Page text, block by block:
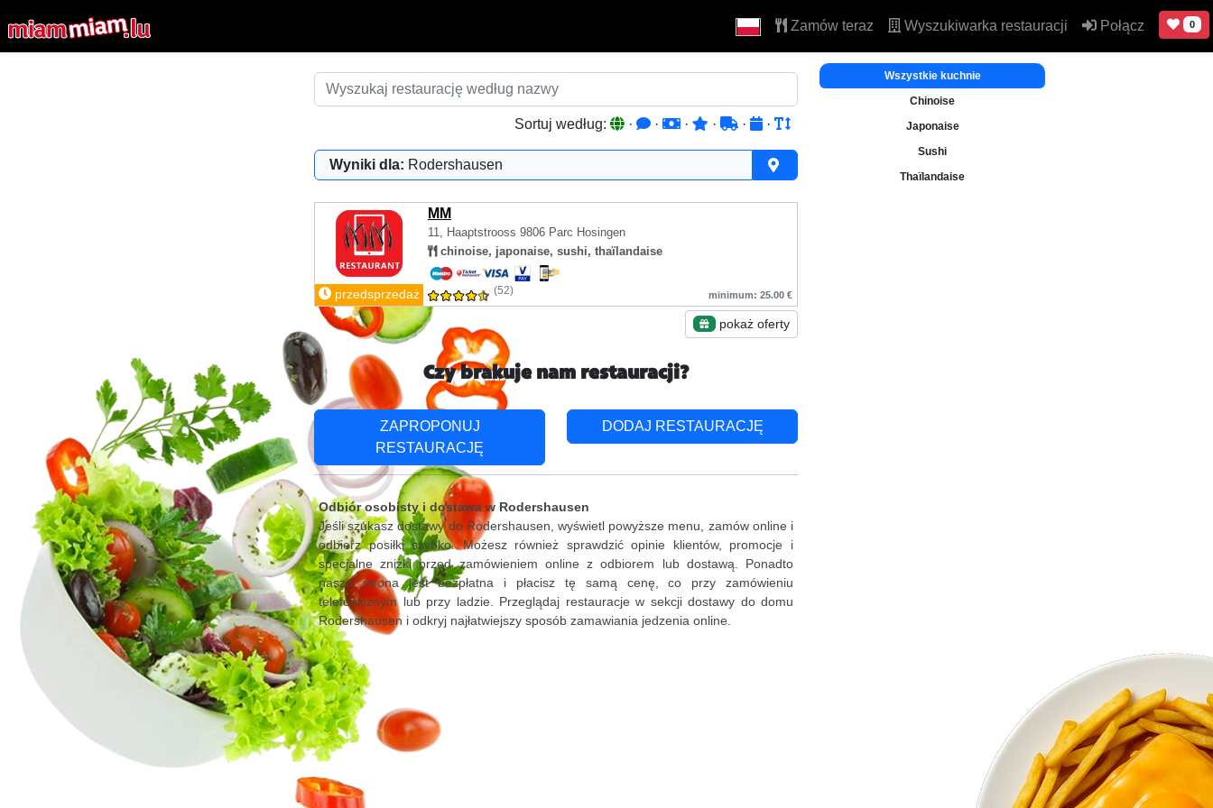
Zamów teraz Wyszukiwarka restauracji Połącz 0
Sortuj według: · · · · · ·
Wyniki dla: Rodershausen
MM
11, Haaptstrooss 9806 Parc Hosingen
chinoise, japonaise, sushi, thaïlandaise
przedsprzedaż (52) minimum: 25.00 €
pokaż oferty
Wszystkie kuchnie
Chinoise
Japonaise
Sushi
Thaïlandaise
Czy brakuje nam restauracji?
ZAPROPONUJ
RESTAURACJĘ
DODAJ RESTAURACJĘ
Odbiór osobisty i dostawa w Rodershausen
Jeśli szukasz dostawy do Rodershausen, wyświetl powyższe menu, zamów online i
odbierz posiłki szybko. Możesz również sprawdzić opinie klientów, promocje i
specjalne zniżki przed zamówieniem online z odbiorem lub dostawą. Ponadto
nasza strona jest bezpłatna i płacisz tę samą cenę, co przy zamówieniu
telefonicznym lub przy ladzie. Przeglądaj restauracje w sekcji dostawy do domu
Rodershausen i odkryj najłatwiejszy sposób zamawiania jedzenia online.